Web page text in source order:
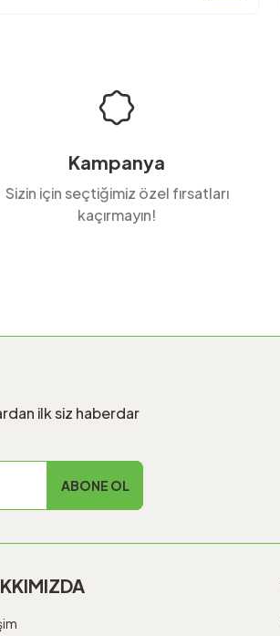
Kampanya
Sizin için seçtiğimiz özel fırsatları
kaçırmayın!
ilk siz haberdar
ABONE OL